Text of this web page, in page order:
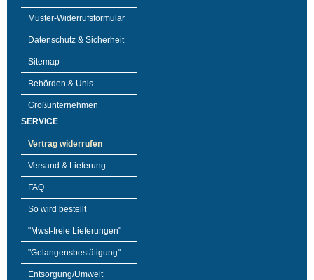
Muster-Widerrufsformular
Datenschutz & Sicherheit
Sitemap
Behörden & Unis
Großunternehmen
SERVICE
Vertrag widerrufen
Versand & Lieferung
FAQ
So wird bestellt
"Mwst-freie Lieferungen"
"Gelangensbestätigung"
Entsorgung/Umwelt